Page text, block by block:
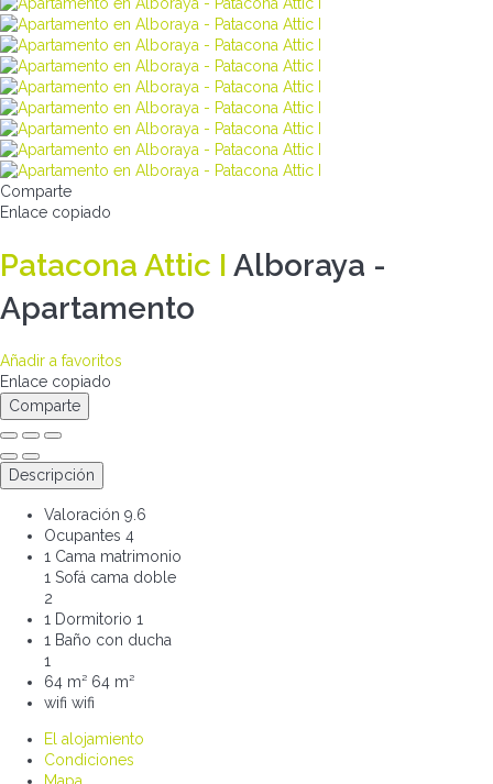
Comparte
Enlace copiado
Patacona Attic I Alboraya -
Apartamento
Añadir a favoritos
Enlace copiado
Comparte
Descripción
Valoración 9.6
Ocupantes 4
1 Cama matrimonio
1 Sofá cama doble
2
1 Dormitorio 1
1 Baño con ducha
1
64 m² 64 m²
wifi wifi
El alojamiento
Condiciones
Mapa